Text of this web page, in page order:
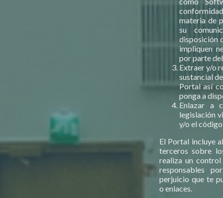
materia de
su
disposición
impliquen
por parte
Extraer y/o
sustancial
Portal así
ponga a
Enlazar a
legislación
y/o el
El Portal incluye
terceros sobre
realiza un
responsables
perjuicio que te
o enlaces.